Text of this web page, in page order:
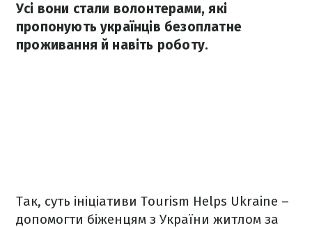
Усі вони стали волонтерами, які
пропонують українців безоплатне
проживання й навіть роботу.
Так, суть ініціативи Tourism Helps Ukraine –
допомогти біженцям з України житлом за